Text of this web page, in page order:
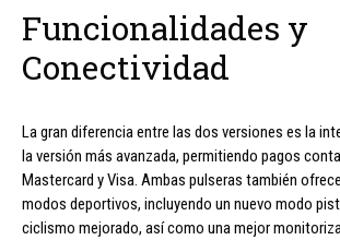
Funcionalidades y
Conectividad
La gran diferencia entre las dos versiones es la
la versión más avanzada, permitiendo pagos
Mastercard y Visa. Ambas pulseras también
modos deportivos, incluyendo un nuevo modo
ciclismo mejorado, así como una mejor